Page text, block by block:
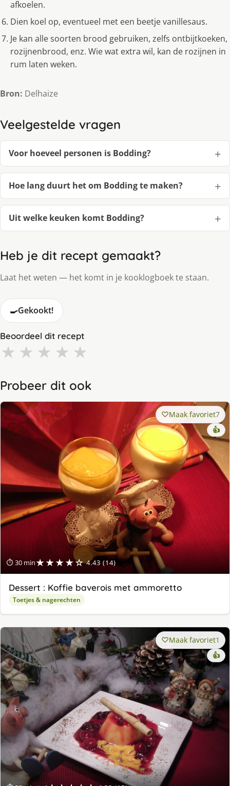
afkoelen.
Dien koel op, eventueel met een beetje vanillesaus.
Je kan alle soorten brood gebruiken, zelfs ontbijtkoeken,
rozijnenbrood, enz. Wie wat extra wil, kan de rozijnen in
rum laten weken.
Bron: Delhaize
Veelgestelde vragen
Voor hoeveel personen is Bodding?
Hoe lang duurt het om Bodding te maken?
Uit welke keuken komt Bodding?
Heb je dit recept gemaakt?
Laat het weten — het komt in je kooklogboek te staan.
🍳Gekookt!
Beoordeel dit recept
★ ★ ★ ★ ★
Probeer dit ook
⏱ 30 min★★★★☆ 4.43 (14)
Maak favoriet7
👍
Dessert : Koffie baverois met ammoretto
Toetjes & nagerechten
Maak favoriet1
👍